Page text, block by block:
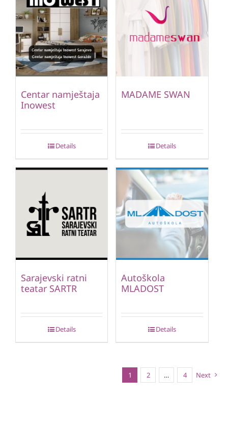
Centar namještaja
Inowest
Details
MADAME SWAN
Details
Sarajevski ratni
teatar SARTR
Details
Autoškola
MLADOST
Details
1 2 … 4 Next